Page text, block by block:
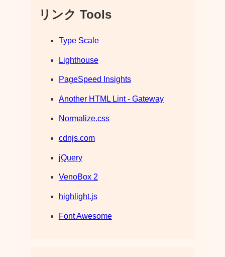
リンク Tools
Type Scale
Lighthouse
PageSpeed Insights
Another HTML Lint - Gateway
Normalize.css
cdnjs.com
jQuery
VenoBox 2
highlight.js
Font Awesome